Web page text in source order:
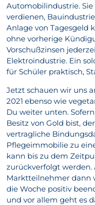
Automobilindustrie.
verdienen,
Anlage von Tagesgeld
ohne vorherige
Vorschußzinsen
Elektroindustrie. Ein
für Schüler praktisch,
Jetzt schauen wir uns
2021 ebenso wie
Du weiter unten.
Besitz von Gold bist,
vertragliche
Pflegeimmobilie zu
kann bis zu dem
zurückverfolgt
Marktteilnehmer dann
die Woche positiv
und vor allem geht es